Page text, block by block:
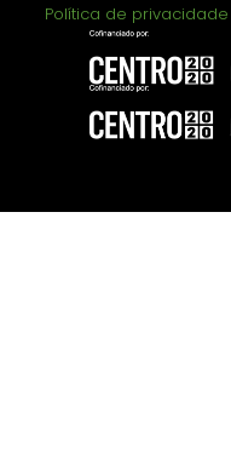
Política de privacidade